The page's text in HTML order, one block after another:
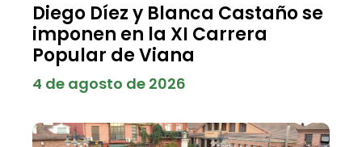
Diego Díez y Blanca Castaño se
imponen en la XI Carrera
Popular de Viana
4 de agosto de 2026